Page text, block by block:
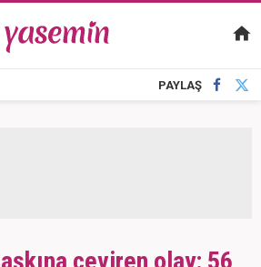
PAYLAŞ